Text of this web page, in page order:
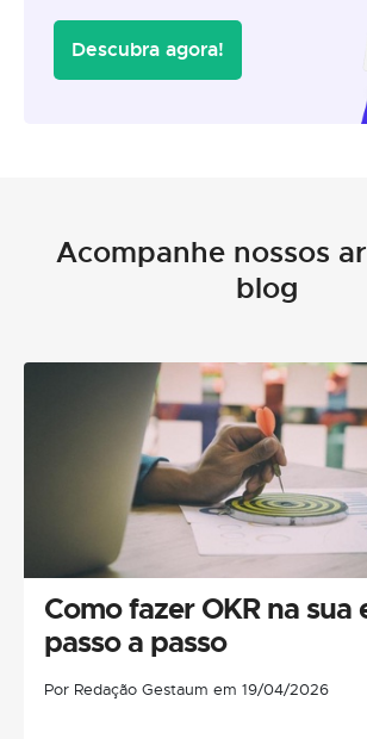
Descubra agora!
Acompanhe nossos
blog
Como fazer OKR na sua
passo a passo
Por Redação Gestaum em 19/04/2026